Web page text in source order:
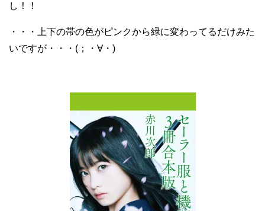
し！！
・・・上下の帯の色がピンクから緑に変わってるだけみた
いですが・・・(；・∀・)